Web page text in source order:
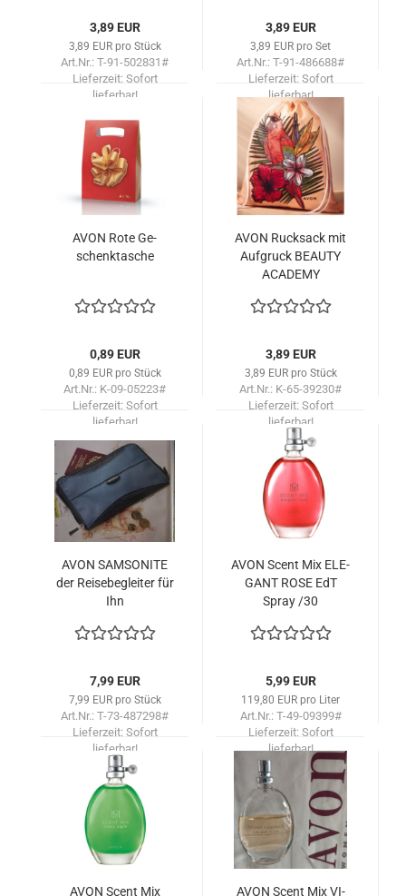
3,89 EUR
3,89 EUR pro Stück
Art.Nr.: T-91-502831#
Lieferzeit: Sofort
lieferbar!
3,89 EUR
3,89 EUR pro Set
Art.Nr.: T-91-486688#
Lieferzeit: Sofort
lieferbar!
AVON Rote Ge­
schenk­ta­sche
0,89 EUR
0,89 EUR pro Stück
Art.Nr.: K-09-05223#
Lieferzeit: Sofort
lieferbar!
AVON Ruck­sack mit
Auf­gruck BE­AU­TY
ACA­DE­MY
3,89 EUR
3,89 EUR pro Stück
Art.Nr.: K-65-39230#
Lieferzeit: Sofort
lieferbar!
AVON SAM­SO­NI­TE
der Rei­se­be­glei­ter für
Ihn
7,99 EUR
7,99 EUR pro Stück
Art.Nr.: T-73-487298#
Lieferzeit: Sofort
lieferbar!
AVON Scent Mix ELE­
GANT ROSE EdT
Spray /30
5,99 EUR
119,80 EUR pro Liter
Art.Nr.: T-49-09399#
Lieferzeit: Sofort
lieferbar!
AVON Scent Mix AVON Scent Mix VI­